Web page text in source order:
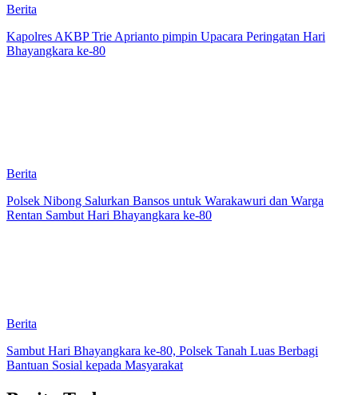
Berita
Kapolres AKBP Trie Aprianto pimpin Upacara Peringatan Hari
Bhayangkara ke-80
Berita
Polsek Nibong Salurkan Bansos untuk Warakawuri dan Warga
Rentan Sambut Hari Bhayangkara ke-80
Berita
Sambut Hari Bhayangkara ke-80, Polsek Tanah Luas Berbagi
Bantuan Sosial kepada Masyarakat